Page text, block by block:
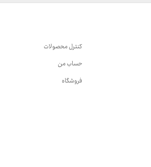
کنترل محصولات
حساب من
فروشگاه